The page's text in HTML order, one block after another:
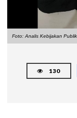
Foto: Analis Kebijakan
130